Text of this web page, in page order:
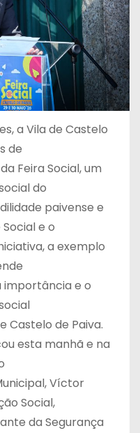
a Vila de Castelo
de
Feira Social, um
do
paivense e
e o
a exemplo
e o
Castelo de Paiva.
esta manhã e na
Víctor
Social,
da Segurança